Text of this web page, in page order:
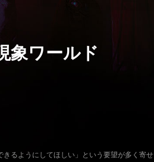
象ワールド
るようにしてほしい」という要望が多く寄せ